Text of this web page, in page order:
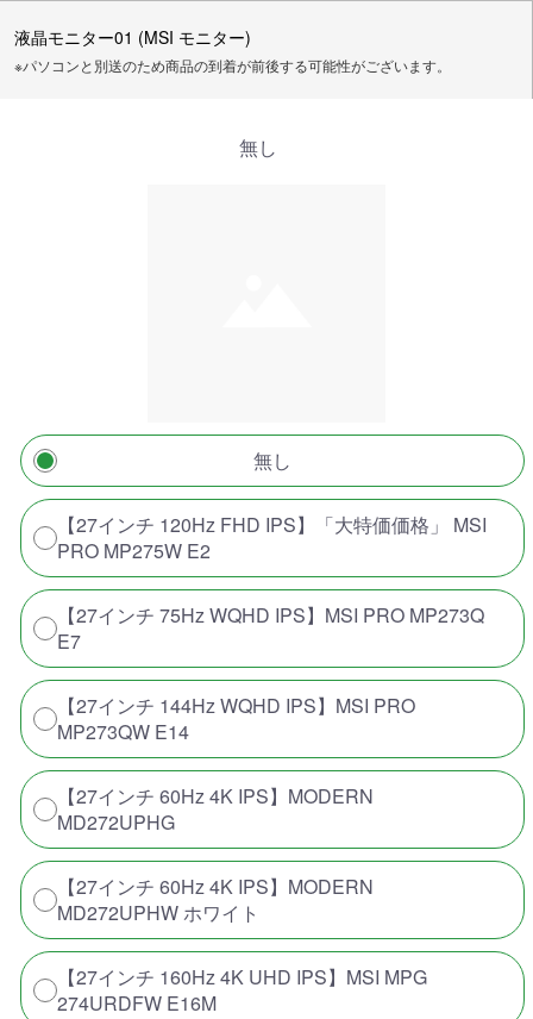
液晶モニター01 (MSI モニター)
※パソコンと別送のため商品の到着が前後する可能性がございます。
無し
無し
【27インチ 120Hz FHD IPS】「大特価価格」 MSI
PRO MP275W E2
【27インチ 75Hz WQHD IPS】MSI PRO MP273Q
E7
【27インチ 144Hz WQHD IPS】MSI PRO
MP273QW E14
【27インチ 60Hz 4K IPS】MODERN
MD272UPHG
【27インチ 60Hz 4K IPS】MODERN
MD272UPHW ホワイト
【27インチ 160Hz 4K UHD IPS】MSI MPG
274URDFW E16M